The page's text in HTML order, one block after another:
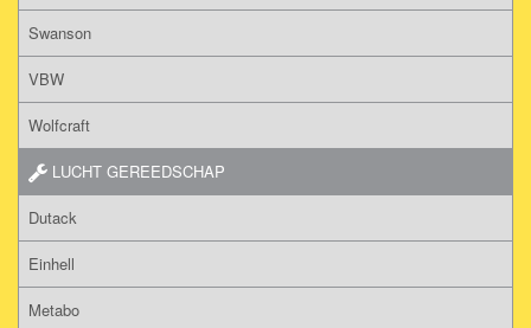
Swanson
VBW
Wolfcraft
LUCHT GEREEDSCHAP
Dutack
Einhell
Metabo